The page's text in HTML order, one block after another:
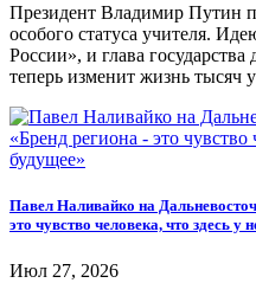
Президент Владимир Путин
особого статуса учителя.
России», и глава
теперь изменит жизнь тысяч
Павел Наливайко на
это чувство человека, что здесь у
Июл 27, 2026